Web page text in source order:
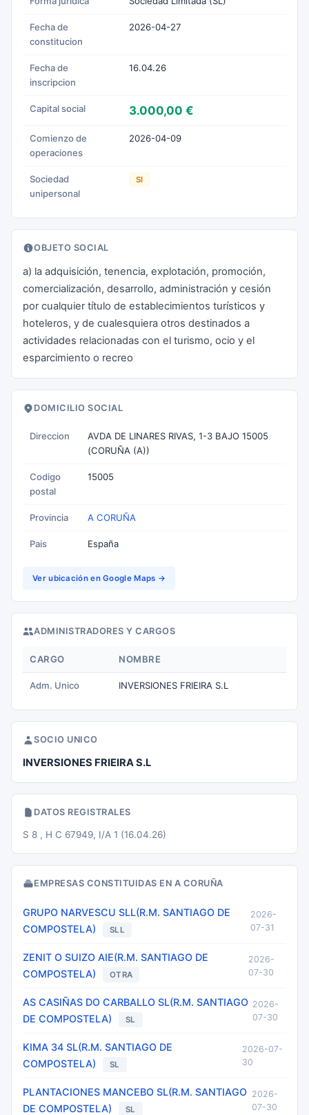
Fecha de
constitucion
2026-04-27
Fecha de
inscripcion
16.04.26
Capital social 3.000,00 €
Comienzo de
operaciones
2026-04-09
Sociedad
unipersonal
SI
OBJETO SOCIAL
a) la adquisición, tenencia, explotación, promoción,
comercialización, desarrollo, administración y cesión
por cualquier título de establecimientos turísticos y
hoteleros, y de cualesquiera otros destinados a
actividades relacionadas con el turismo, ocio y el
esparcimiento o recreo
DOMICILIO SOCIAL
Direccion
AVDA DE LINARES RIVAS, 1-3 BAJO 15005
(CORUÑA (A))
Codigo
postal
15005
Provincia A CORUÑA
Pais España
Ver ubicación en Google Maps →
ADMINISTRADORES Y CARGOS
CARGO NOMBRE
Adm. Unico INVERSIONES FRIEIRA S.L
SOCIO UNICO
INVERSIONES FRIEIRA S.L
DATOS REGISTRALES
S 8 , H C 67949, I/A 1 (16.04.26)
EMPRESAS CONSTITUIDAS EN A CORUÑA
GRUPO NARVESCU SLL(R.M. SANTIAGO DE
COMPOSTELA)
SLL
2026-
07-31
ZENIT O SUIZO AIE(R.M. SANTIAGO DE
COMPOSTELA)
OTRA
2026-
07-30
AS CASIÑAS DO CARBALLO SL(R.M. SANTIAGO
DE COMPOSTELA)
SL
2026-
07-30
KIMA 34 SL(R.M. SANTIAGO DE
COMPOSTELA)
SL
2026-07-
30
PLANTACIONES MANCEBO SL(R.M. SANTIAGO
DE COMPOSTELA)
SL
2026-
07-30